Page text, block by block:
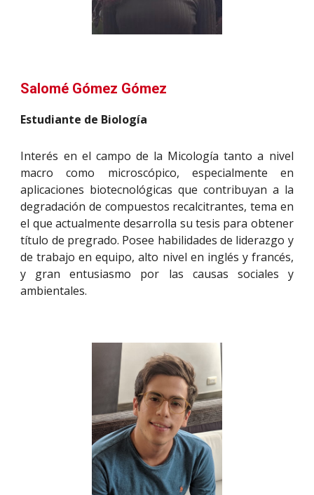
Salomé Gómez Gómez
Estudiante de Biología
Interés en el campo de la Micología tanto a nivel
macro como microscópico, especialmente en
aplicaciones biotecnológicas que contribuyan a la
degradación de compuestos recalcitrantes, tema en
el que actualmente desarrolla su tesis para obtener
título de pregrado. Posee habilidades de liderazgo y
de trabajo en equipo, alto nivel en inglés y francés,
y gran entusiasmo por las causas sociales y
ambientales.